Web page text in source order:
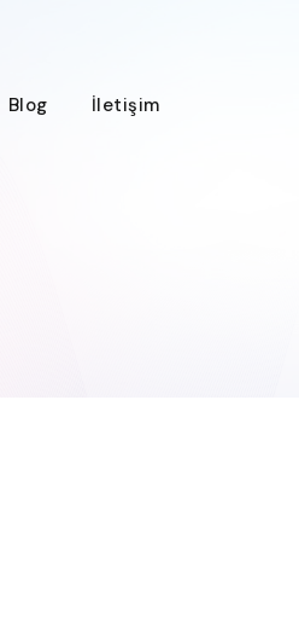
Blog İletişim